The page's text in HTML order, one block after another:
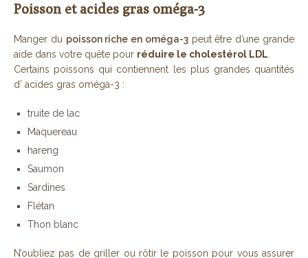
Poisson et acides gras oméga-3
Manger du poisson riche en oméga-3peut être d’une grande
aide dans votre quête pour réduire le cholestérol LDL
Certains poissons qui contiennent les plus grandes quantités
d’ acides gras oméga-3 :
truite de lac
Maquereau
hareng
Saumon
Sardines
Flétan
Thon blanc
N’oubliez pas de griller ou rôtir le poisson pour vous assurer